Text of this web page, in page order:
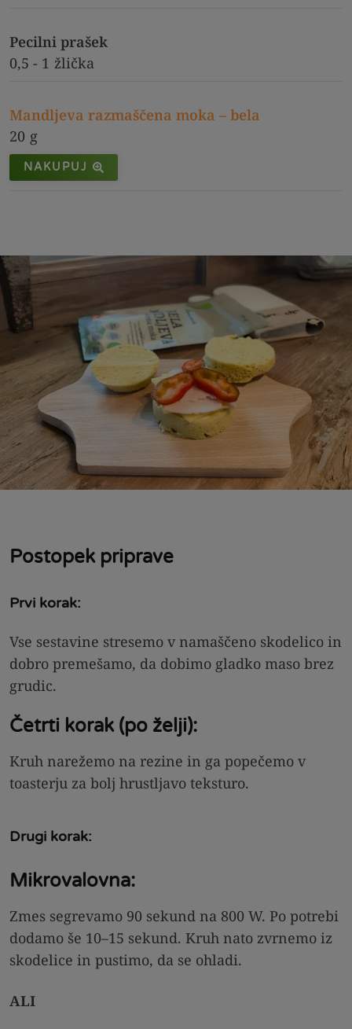
Pecilni prašek
0,5 - 1 žlička
Mandljeva razmaščena moka – bela
20 g
NAKUPUJ
Postopek priprave
Prvi korak:
Vse sestavine stresemo v namaščeno skodelico in
dobro premešamo, da dobimo gladko maso brez
grudic.
Četrti korak (po želji):
Kruh narežemo na rezine in ga popečemo v
toasterju za bolj hrustljavo teksturo.
Drugi korak:
Mikrovalovna:
Zmes segrevamo 90 sekund na 800 W. Po potrebi
dodamo še 10–15 sekund. Kruh nato zvrnemo iz
skodelice in pustimo, da se ohladi.
ALI